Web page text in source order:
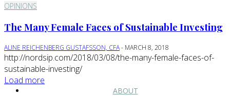
OPINIONS
The Many Female Faces of Sustainable Investing
ALINE REICHENBERG GUSTAFSSON, CFA- MARCH 8, 2018
http://nordsip.com/2018/03/08/the-many-female-faces-of-
sustainable-investing/
Load more
ABOUT